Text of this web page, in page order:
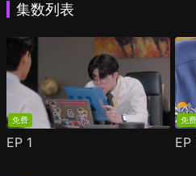
集数列表
免费
EP 1
免费
EP